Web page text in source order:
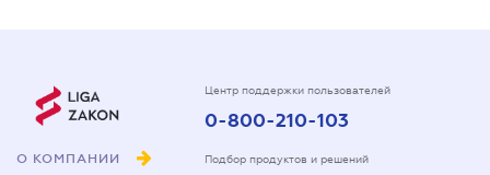
О КОМПАНИИ
Центр поддержки пользователей
0-800-210-103
Подбор продуктов и решений